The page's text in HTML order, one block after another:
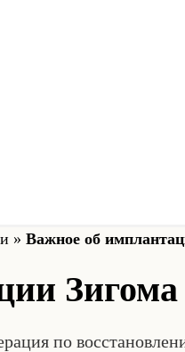
» Важное об
Зигома
по